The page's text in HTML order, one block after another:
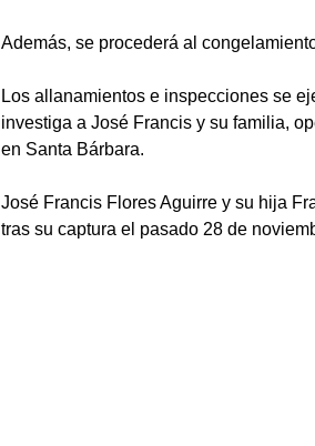
Además, se procederá al
Los allanamientos e inspecciones se
investiga a José Francis y su familia,
en Santa Bárbara.
José Francis Flores Aguirre y su hija
tras su captura el pasado 28 de